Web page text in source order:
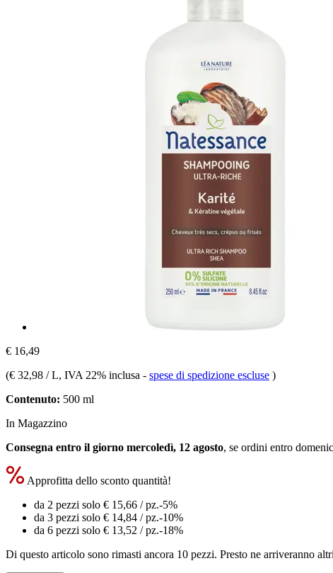
€ 16,49
(€ 32,98 / L, IVA 22% inclusa - spese di spedizione escluse )
Contenuto: 500 ml
In Magazzino
Consegna entro il giorno mercoledì, 12 agosto, se ordini entro
Approfitta dello sconto quantità!
da 2 pezzi solo € 15,66 / pz.-5%
da 3 pezzi solo € 14,84 / pz.-10%
da 6 pezzi solo € 13,52 / pz.-18%
Di questo articolo sono rimasti ancora 10 pezzi. Presto ne arriveranno